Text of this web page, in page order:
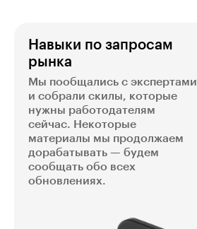
Навыки по запросам
рынка
Мы пообщались с экспертами
и собрали скилы, которые
нужны работодателям
сейчас. Некоторые
материалы мы продолжаем
дорабатывать — будем
сообщать обо всех
обновлениях.